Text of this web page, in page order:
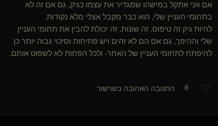
אם אני אתקל במישהו שמגדיר את עצמו כגיק, גם אם זה לא
בתחומי העניין שלי, הוא כבר מקבל אצלי מלא נקודות.
להיות גיק זה טיפוס. זה שונות. זה יכולת להבין את תחומי העניין
שלי וההיפך, גם אם הם לא זהים ויש פתיחות וסיכוי גבוה יותר כן
להיפתח לתחומי העניין של האחר- ולכל הפחות לא לשפוט אותם.
8 התגובה האהובה בשרשור